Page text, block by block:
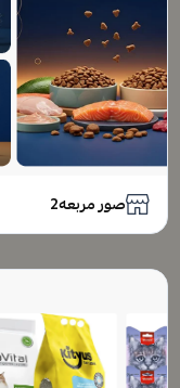
صور مربعه2